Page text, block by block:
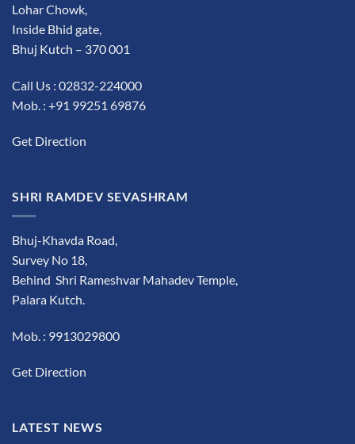
Lohar Chowk,
Inside Bhid gate,
Bhuj Kutch – 370 001
Call Us : 02832-224000
Mob. : +91 99251 69876
Get Direction
SHRI RAMDEV SEVASHRAM
Bhuj-Khavda Road,
Survey No 18,
Behind Shri Rameshvar Mahadev Temple,
Palara Kutch.
Mob. : 9913029800
Get Direction
LATEST NEWS